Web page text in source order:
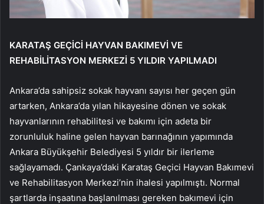
KARATAŞ GEÇİCİ HAYVAN BAKIMEVİ VE
REHABİLİTASYON MERKEZİ 5 YILDIR YAPILMADI
Ankara’da sahipsiz sokak hayvanı sayısı her geçen gün
artarken, Ankara’da yılan hikayesine dönen ve sokak
hayvanlarının rehabilitesi ve bakımı için adeta bir
zorunluluk haline gelen hayvan barınağının yapımında
Ankara Büyükşehir Belediyesi 5 yıldır bir ilerleme
sağlayamadı. Çankaya’daki Karataş Geçici Hayvan Bakımevi
ve Rehabilitasyon Merkezi’nin ihalesi yapılmıştı. Normal
şartlarda inşaatına başlanılması gereken bakımevi için